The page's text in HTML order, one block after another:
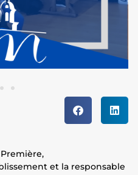
et la responsable